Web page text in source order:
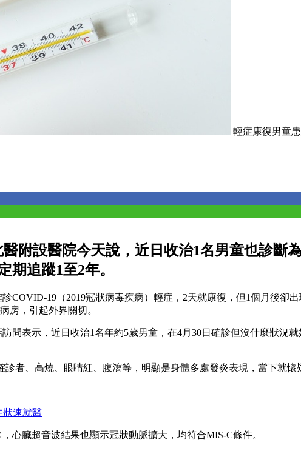
輕症康復男童
附設醫院今天說，近日收治1名男童也診斷
期追蹤1至2年。
COVID-19（2019冠狀病毒疾病）輕症，2天就康復，但1個月後卻
房，引起外界關切。
問表示，近日收治1名年約5歲男童，在4月30日確診但沒什麼狀況
者、高燒、眼睛紅、腹瀉等，明顯是身體多處發炎表現，當下就懷
狀速就醫
心臟超音波結果也顯示冠狀動脈擴大，均符合MIS-C條件。